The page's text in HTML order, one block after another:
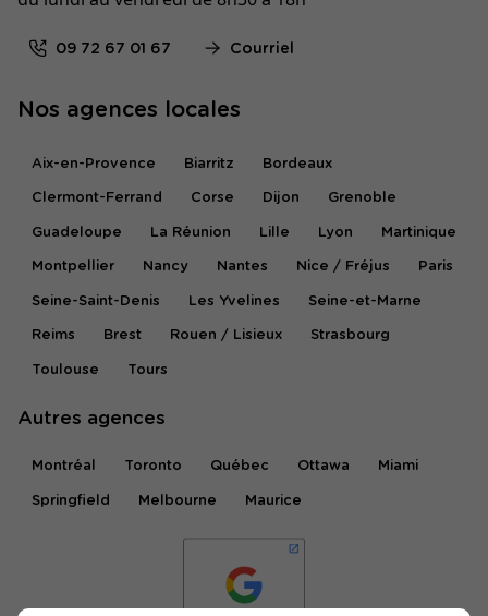
09 72 67 01 67 Courriel
Nos agences locales
Aix-en-Provence Biarritz Bordeaux
Clermont-Ferrand Corse Dijon Grenoble
Guadeloupe La Réunion Lille Lyon Martinique
Montpellier Nancy Nantes Nice / Fréjus Paris
Seine-Saint-Denis Les Yvelines Seine-et-Marne
Reims Brest Rouen / Lisieux Strasbourg
Toulouse Tours
Autres agences
Montréal Toronto Québec Ottawa Miami
Springfield Melbourne Maurice